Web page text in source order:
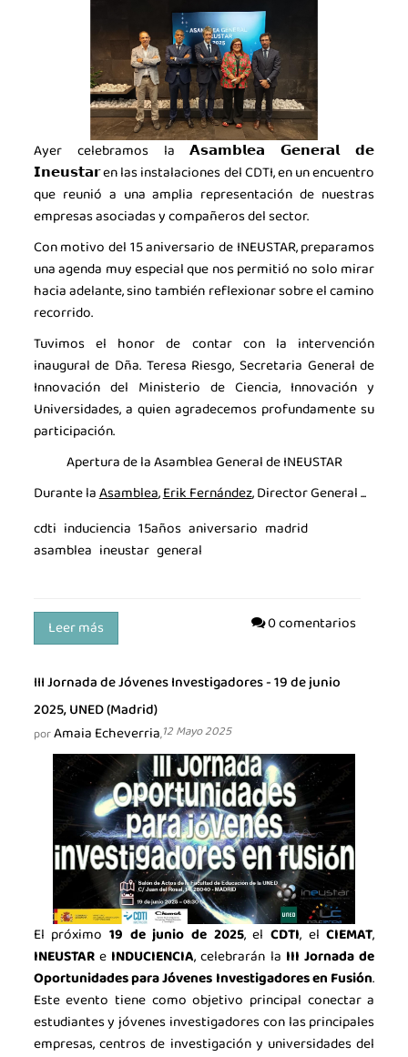
Ayer celebramos la 𝗔𝘀𝗮𝗺𝗯𝗹𝗲𝗮 𝗚𝗲𝗻𝗲𝗿𝗮𝗹 𝗱𝗲
𝗜𝗻𝗲𝘂𝘀𝘁𝗮𝗿 en las instalaciones del CDTI, en un encuentro
que reunió a una amplia representación de nuestras
empresas asociadas y compañeros del sector.
Con motivo del 15 aniversario de INEUSTAR, preparamos
una agenda muy especial que nos permitió no solo mirar
hacia adelante, sino también reflexionar sobre el camino
recorrido.
Tuvimos el honor de contar con la intervención
inaugural de Dña. Teresa Riesgo, Secretaria General de
Innovación del Ministerio de Ciencia, Innovación y
Universidades, a quien agradecemos profundamente su
participación.
Apertura de la Asamblea General de INEUSTAR
Durante laAsamblea,Erik Fernández, Director General ...
cdti induciencia 15años aniversario madrid
asamblea ineustar general
0 comentarios
Leer más
III Jornada de Jóvenes Investigadores - 19 de junio
2025, UNED (Madrid)
porAmaia Echeverria,12 Mayo 2025
El próximo19 de junio de 2025, el CDTI, elCIEMAT,
INEUSTARe INDUCIENCIA, celebrarán la III Jornada de
Oportunidades para Jóvenes Investigadores en Fusión.
Este evento tiene como objetivo principal conectar a
estudiantes y jóvenes investigadores con las principales
empresas, centros de investigación y universidades del